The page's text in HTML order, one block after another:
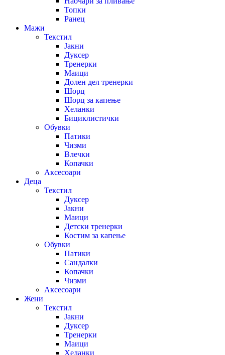
Топки
Ранец
Мажи
Текстил
Јакни
Дуксер
Тренерки
Маици
Долен дел тренерки
Шорц
Шорц за капење
Хеланки
Бициклистички
Обувки
Патики
Чизми
Влечки
Копачки
Аксесоари
Деца
Текстил
Дуксер
Јакни
Маици
Детски тренерки
Костим за капење
Обувки
Патики
Сандалки
Копачки
Чизми
Аксесоари
Жени
Текстил
Јакни
Дуксер
Тренерки
Маици
Хеланки